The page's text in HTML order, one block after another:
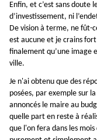
Enfin, et c’est sans doute
d’investissement, ni
De vision à terme, ne fût-
est aucune et je crains
finalement qu’une image
ville.
Je n'ai obtenu que des
posées, par exemple sur
annoncés le maire au
quelle part en reste à
que l'on fera dans les